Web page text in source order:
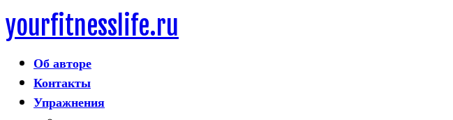
Skip
to
content
yourfitnesslife.ru
Об авторе
Контакты
Упражнения